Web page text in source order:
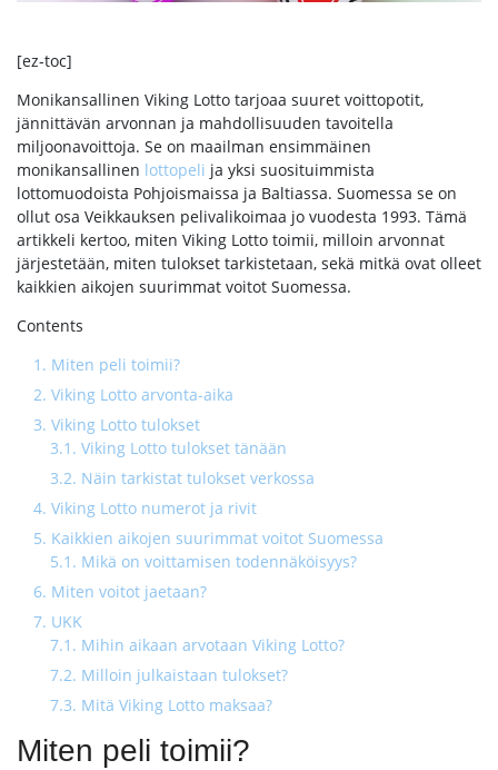
[ez-toc]
Monikansallinen Viking Lotto tarjoaa suuret voittopotit,
jännittävän arvonnan ja mahdollisuuden tavoitella
miljoonavoittoja. Se on maailman ensimmäinen
monikansallinen lottopeli ja yksi suosituimmista
lottomuodoista Pohjoismaissa ja Baltiassa. Suomessa se on
ollut osa Veikkauksen pelivalikoimaa jo vuodesta 1993. Tämä
artikkeli kertoo, miten Viking Lotto toimii, milloin arvonnat
järjestetään, miten tulokset tarkistetaan, sekä mitkä ovat olleet
kaikkien aikojen suurimmat voitot Suomessa.
Contents
1. Miten peli toimii?
2. Viking Lotto arvonta-aika
3. Viking Lotto tulokset
3.1. Viking Lotto tulokset tänään
3.2. Näin tarkistat tulokset verkossa
4. Viking Lotto numerot ja rivit
5. Kaikkien aikojen suurimmat voitot Suomessa
5.1. Mikä on voittamisen todennäköisyys?
6. Miten voitot jaetaan?
7. UKK
7.1. Mihin aikaan arvotaan Viking Lotto?
7.2. Milloin julkaistaan tulokset?
7.3. Mitä Viking Lotto maksaa?
Miten peli toimii?